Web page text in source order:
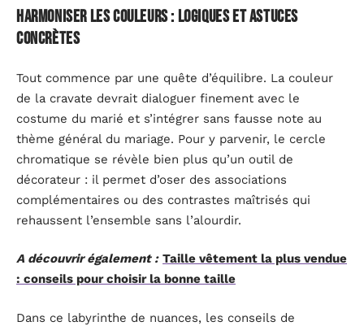
Harmoniser les couleurs : logiques et astuces
concrètes
Tout commence par une quête d’équilibre. La couleur
de la cravate devrait dialoguer finement avec le
costume du marié et s’intégrer sans fausse note au
thème général du mariage. Pour y parvenir, le cercle
chromatique se révèle bien plus qu’un outil de
décorateur : il permet d’oser des associations
complémentaires ou des contrastes maîtrisés qui
rehaussent l’ensemble sans l’alourdir.
A découvrir également : Taille vêtement la plus vendue
: conseils pour choisir la bonne taille
Dans ce labyrinthe de nuances, les conseils de